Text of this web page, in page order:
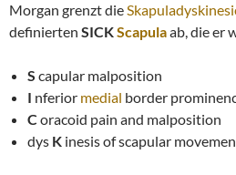
Morgan grenzt die
definierten SICKScapulaab, die er
S capular malposition
I nferior medial border
C oracoid pain and malposition
dys K inesis of scapular